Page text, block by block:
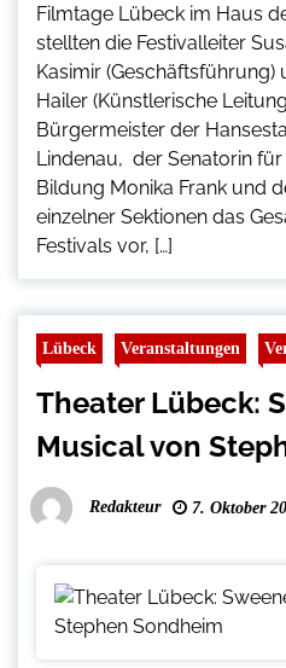
Filmtage Lübeck im Haus
stellten die Festivalleiter
Kasimir (Geschäftsführung)
Hailer (Künstlerische
Bürgermeister der
Lindenau, der Senatorin
Bildung Monika Frank und
einzelner Sektionen das
Festivals vor, […]
Lübeck Veranstaltungen
Theater Lübeck:
Musical von
Redakteur 7. Oktober